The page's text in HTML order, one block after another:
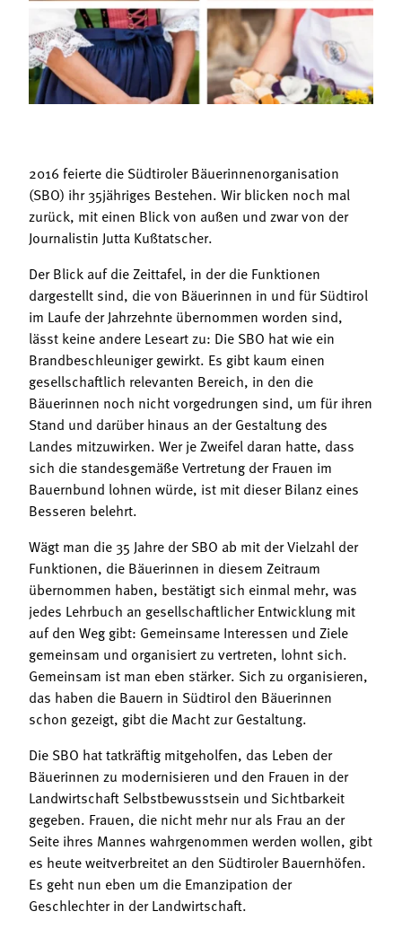
Mitgliedschaft
Landessekretariat
Bäuerliche Buffets
Hofgeschichten
2016 feierte die Südtiroler Bäuerinnenorganisation
(SBO) ihr 35jähriges Bestehen. Wir blicken noch mal
zurück, mit einen Blick von außen und zwar von der
Journalistin Jutta Kußtatscher.
Der Blick auf die Zeittafel, in der die Funktionen
dargestellt sind, die von Bäuerinnen in und für Südtirol
im Laufe der Jahrzehnte übernommen worden sind,
lässt keine andere Leseart zu: Die SBO hat wie ein
Brandbeschleuniger gewirkt. Es gibt kaum einen
gesellschaftlich relevanten Bereich, in den die
Bäuerinnen noch nicht vorgedrungen sind, um für ihren
Stand und darüber hinaus an der Gestaltung des
Landes mitzuwirken. Wer je Zweifel daran hatte, dass
sich die standesgemäße Vertretung der Frauen im
Bauernbund lohnen würde, ist mit dieser Bilanz eines
Besseren belehrt.
Wägt man die 35 Jahre der SBO ab mit der Vielzahl der
Funktionen, die Bäuerinnen in diesem Zeitraum
übernommen haben, bestätigt sich einmal mehr, was
jedes Lehrbuch an gesellschaftlicher Entwicklung mit
auf den Weg gibt: Gemeinsame Interessen und Ziele
gemeinsam und organisiert zu vertreten, lohnt sich.
Gemeinsam ist man eben stärker. Sich zu organisieren,
das haben die Bauern in Südtirol den Bäuerinnen
schon gezeigt, gibt die Macht zur Gestaltung.
Die SBO hat tatkräftig mitgeholfen, das Leben der
Bäuerinnen zu modernisieren und den Frauen in der
Landwirtschaft Selbstbewusstsein und Sichtbarkeit
gegeben. Frauen, die nicht mehr nur als Frau an der
Seite ihres Mannes wahrgenommen werden wollen, gibt
es heute weitverbreitet an den Südtiroler Bauernhöfen.
Es geht nun eben um die Emanzipation der
Geschlechter in der Landwirtschaft.